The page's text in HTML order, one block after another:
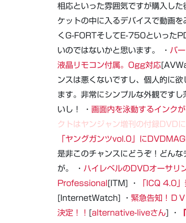
相応といった雰囲気ですが購入し
ケットの中に入るデバイスで動画
くG-FORTそしてE-750といった
いのではないかと思います。 ・ バ
液晶リモコン付属。Ogg対応
ンスは悪くないですし、個人的に
ます。非常にシンプルな外観です
いし！ ・ 画面内を泳動するインク
クトはヤンジャン増刊の付録DVD
「ヤングガンツvol.0」に
是非このチャンスにどうぞ！どん
が。 ・ ハイレベルのDVDオーサ
Professional [ITM] ・
「ICQ 4.0
[InternetWatch] ・ 緊急告知！Ｄ
決定！！
[alternative-liveさん] ・